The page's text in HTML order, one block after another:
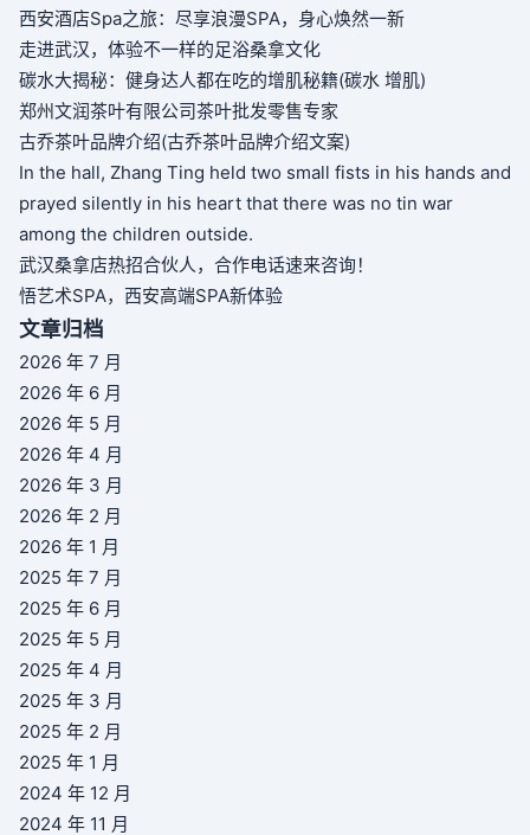
西安酒店Spa之旅：尽享浪漫SPA，身心焕然一新
走进武汉，体验不一样的足浴桑拿文化
碳水大揭秘：健身达人都在吃的增肌秘籍(碳水 增肌)
郑州文润茶叶有限公司茶叶批发零售专家
古乔茶叶品牌介绍(古乔茶叶品牌介绍文案)
In the hall, Zhang Ting held two small fists in his hands and
prayed silently in his heart that there was no tin war
among the children outside.
武汉桑拿店热招合伙人，合作电话速来咨询！
悟艺术SPA，西安高端SPA新体验
文章归档
2026 年 7 月
2026 年 6 月
2026 年 5 月
2026 年 4 月
2026 年 3 月
2026 年 2 月
2026 年 1 月
2025 年 7 月
2025 年 6 月
2025 年 5 月
2025 年 4 月
2025 年 3 月
2025 年 2 月
2025 年 1 月
2024 年 12 月
2024 年 11 月